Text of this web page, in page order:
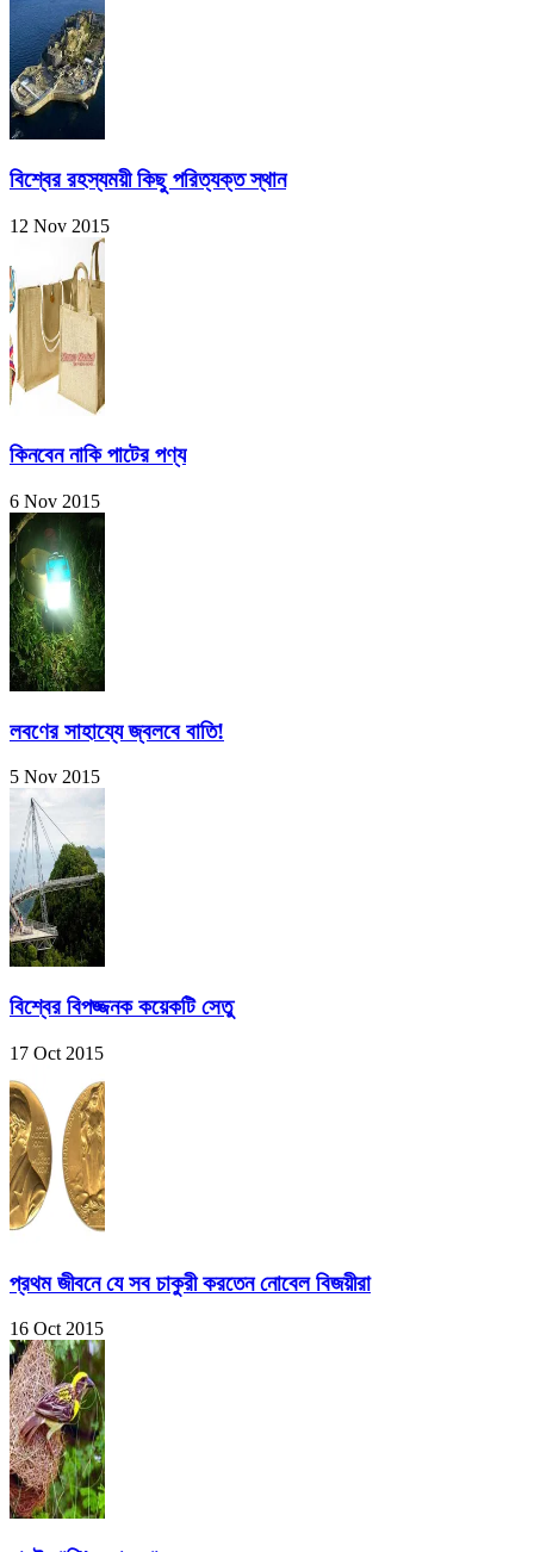
বিশ্বের রহস্যময়ী কিছু পরিত্যক্ত স্থান
12 Nov 2015
কিনবেন নাকি পাটের পণ্য
6 Nov 2015
লবণের সাহায্যে জ্বলবে বাতি!
5 Nov 2015
বিশ্বের বিপজ্জনক কয়েকটি সেতু
17 Oct 2015
প্রথম জীবনে যে সব চাকুরী করতেন নোবেল বিজয়ীরা
16 Oct 2015